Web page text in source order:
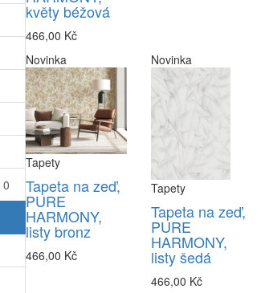
0
květy béžová
466,00 Kč
Novinka
Tapety
Tapeta na zeď,
PURE
HARMONY,
listy bronz
466,00 Kč
Novinka
Tapety
Tapeta na zeď,
PURE
HARMONY,
listy šedá
466,00 Kč